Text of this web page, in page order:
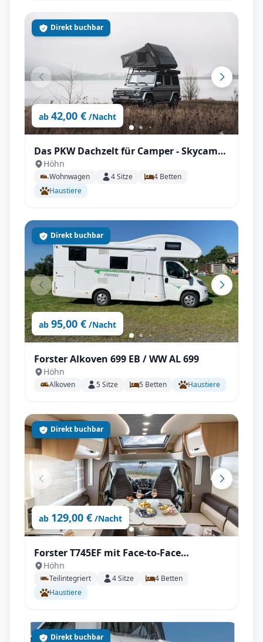
ab 42,00 € /Nacht
Direkt buchbar
Das PKW Dachzelt für Camper - Skycamp
3.0 -2
Höhn
Wohnwagen 4Sitze 4 Betten
Haustiere
ab 95,00 € /Nacht
Direkt buchbar
Forster Alkoven 699 EB / WW AL 699
Höhn
Alkoven 5Sitze 5 Betten Haustiere
ab 129,00 € /Nacht
Direkt buchbar
Forster T745EF mit Face-to-Face
Sitzgruppe und Einzelbetten
Höhn
Teilintegriert 4Sitze 4 Betten
Haustiere
Direkt buchbar